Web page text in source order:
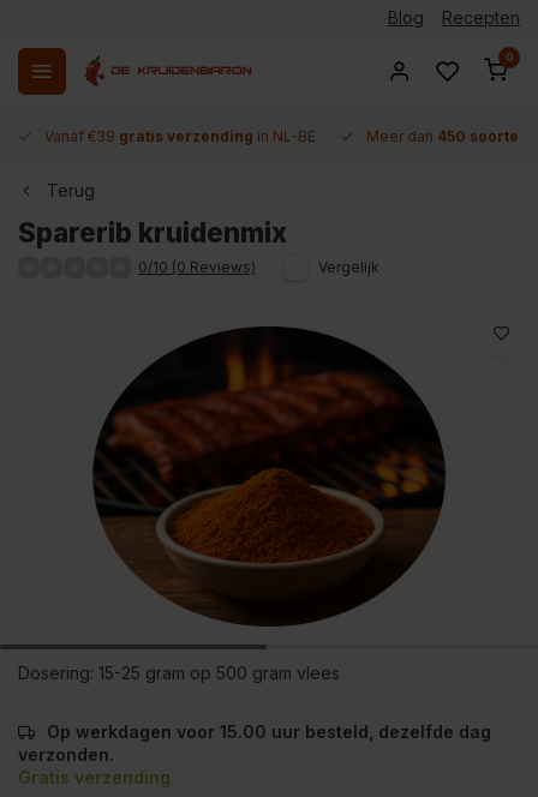
Blog Recepten
0
Vanaf €39 gratis verzending in NL-BE Meer dan 450 soorten
Terug
Sparerib kruidenmix
0/10 (0 Reviews) Vergelijk
Dosering: 15-25 gram op 500 gram vlees
Op werkdagen voor 15.00 uur besteld, dezelfde dag
verzonden.
Gratis verzending